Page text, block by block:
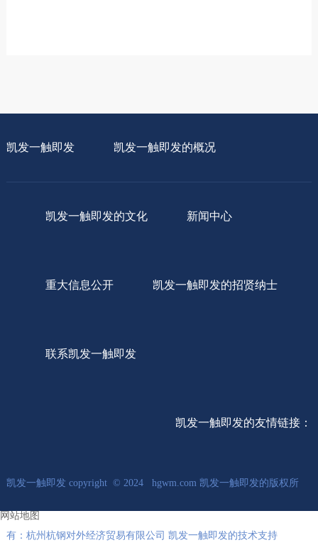
凯发一触即发 凯发一触即发的概况
凯发一触即发的文化 新闻中心
重大信息公开 凯发一触即发的招贤纳士
联系凯发一触即发
凯发一触即发的友情链接：
凯发一触即发 copyright © 2024 hgwm.com 凯发一触即发的版权所
有：杭州杭钢对外经济贸易有限公司 凯发一触即发的技术支持
网站地图